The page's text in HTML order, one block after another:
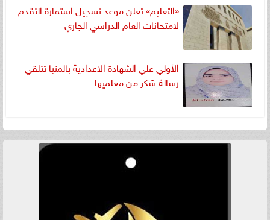
«التعليم» تعلن موعد تسجيل استمارة التقدم
لامتحانات العام الدراسي الجاري
الأولي علي الشهادة الاعدادية بالمنيا تتلقي
رسالة شكر من معلميها